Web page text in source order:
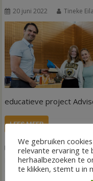
20 juni 2022 Tineke
educatieve project
LEES MEER
Nieuws Adviseurs
Milieu Overijssel,Ruimte voor
We gebruiken
relevante ervaring te
herhaalbezoeken te
te klikken, stemt u in